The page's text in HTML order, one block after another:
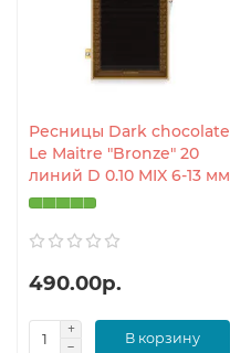
Ресницы Dark chocolate
Le Maitre "Bronze" 20
линий D 0.10 MIX 6-13 мм
490.00р.
В корзину